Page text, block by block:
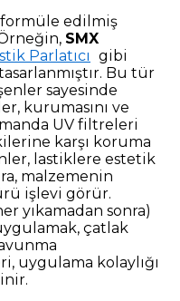
formüle edilmiş
SMX
Parlatıcı gibi
Bu tür
sayesinde
kurumasını ve
UV filtreleri
karşı koruma
lastiklere estetik
malzemenin
işlevi görür.
yıkamadan sonra)
çatlak
uygulama kolaylığı